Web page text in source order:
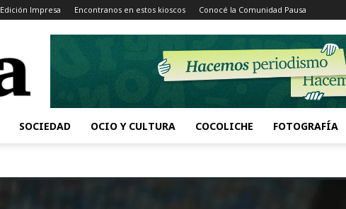
Edición Impresa Encontranos en estos kioscos Conocé la Comunidad Pausa
SOCIEDAD OCIO Y CULTURA COCOLICHE FOTOGRAFÍA